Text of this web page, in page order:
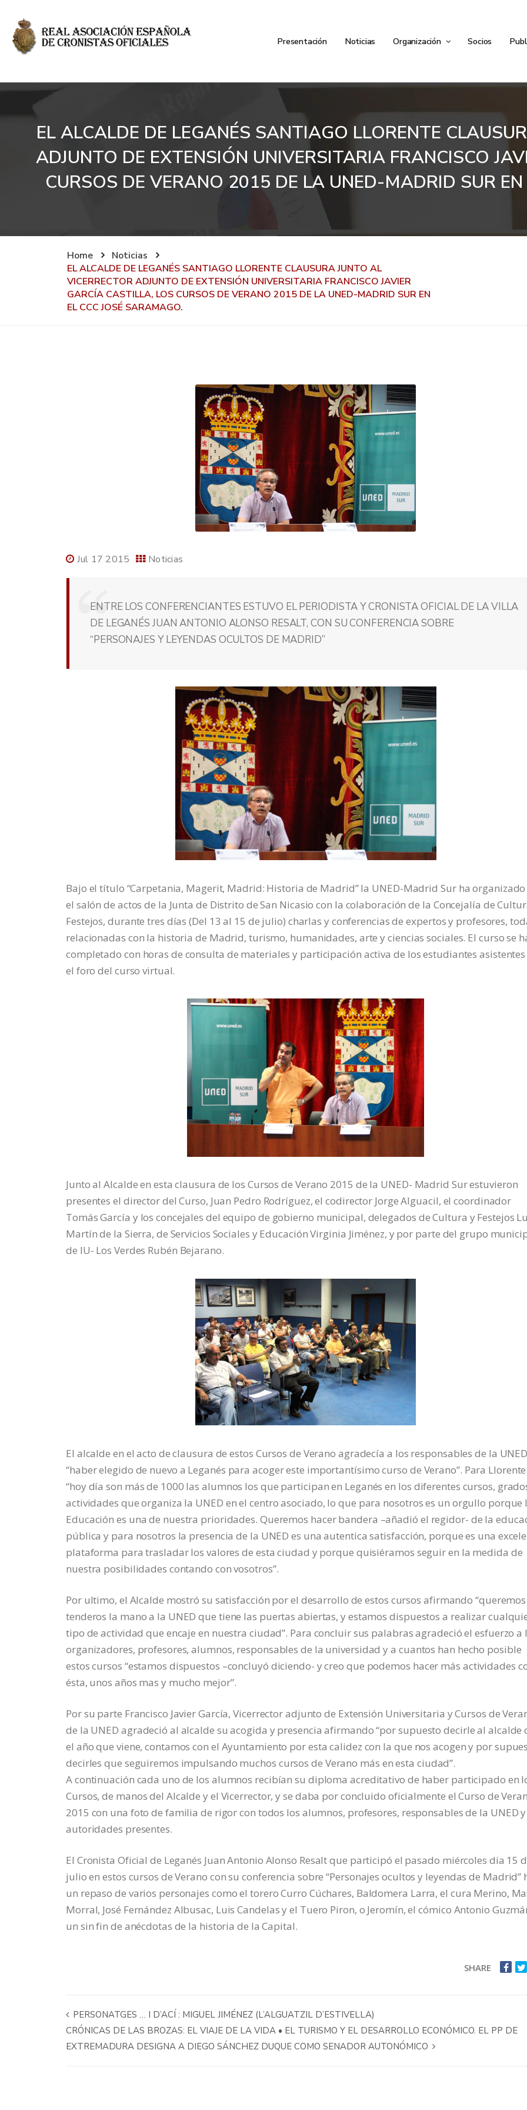
Presentación Noticias Organización Socios
EL ALCALDE DE LEGANÉS SANTIAGO LLORENTE
ADJUNTO DE EXTENSIÓN UNIVERSITARIA FRANCISCO
CURSOS DE VERANO 2015 DE LA UNED-MADRID SUR
Home
Noticias
EL ALCALDE DE LEGANÉS SANTIAGO LLORENTE CLAUSURA JUNTO AL
VICERRECTOR ADJUNTO DE EXTENSIÓN UNIVERSITARIA FRANCISCO JAVIER
GARCÍA CASTILLA, LOS CURSOS DE VERANO 2015 DE LA UNED-MADRID SUR EN
EL CCC JOSÉ SARAMAGO.
Jul 17 2015 Noticias
ENTRE LOS CONFERENCIANTES ESTUVO EL PERIODISTA Y CRONISTA OFICIAL DE LA VILLA
DE LEGANÉS JUAN ANTONIO ALONSO RESALT, CON SU CONFERENCIA SOBRE
“PERSONAJES Y LEYENDAS OCULTOS DE MADRID”
Bajo el título “Carpetania, Magerit, Madrid: Historia de Madrid” la UNED-Madrid Sur ha organizado
el salón de actos de la Junta de Distrito de San Nicasio con la colaboración de la Concejalía de
Festejos, durante tres días (Del 13 al 15 de julio) charlas y conferencias de expertos y profesores,
relacionadas con la historia de Madrid, turismo, humanidades, arte y ciencias sociales. El curso se
completado con horas de consulta de materiales y participación activa de los estudiantes asistentes
el foro del curso virtual.
Junto al Alcalde en esta clausura de los Cursos de Verano 2015 de la UNED- Madrid Sur estuvieron
presentes el director del Curso, Juan Pedro Rodríguez, el codirector Jorge Alguacil, el coordinador
Tomás García y los concejales del equipo de gobierno municipal, delegados de Cultura y Festejos
Martín de la Sierra, de Servicios Sociales y Educación Virginia Jiménez, y por parte del grupo
de IU- Los Verdes Rubén Bejarano.
El alcalde en el acto de clausura de estos Cursos de Verano agradecía a los responsables de la UNED
“haber elegido de nuevo a Leganés para acoger este importantísimo curso de Verano”. Para Llorente
“hoy día son más de 1000 las alumnos los que participan en Leganés en los diferentes cursos,
actividades que organiza la UNED en el centro asociado, lo que para nosotros es un orgullo porque
Educación es una de nuestra prioridades. Queremos hacer bandera –añadió el regidor- de la
pública y para nosotros la presencia de la UNED es una autentica satisfacción, porque es una
plataforma para trasladar los valores de esta ciudad y porque quisiéramos seguir en la medida de
nuestra posibilidades contando con vosotros”.
Por ultimo, el Alcalde mostró su satisfacción por el desarrollo de estos cursos afirmando “queremos
tenderos la mano a la UNED que tiene las puertas abiertas, y estamos dispuestos a realizar
tipo de actividad que encaje en nuestra ciudad”. Para concluir sus palabras agradeció el esfuerzo a
organizadores, profesores, alumnos, responsables de la universidad y a cuantos han hecho posible
estos cursos “estamos dispuestos –concluyó diciendo- y creo que podemos hacer más actividades
ésta, unos años mas y mucho mejor”.
Por su parte Francisco Javier García, Vicerrector adjunto de Extensión Universitaria y Cursos de
de la UNED agradeció al alcalde su acogida y presencia afirmando “por supuesto decirle al alcalde
el año que viene, contamos con el Ayuntamiento por esta calidez con la que nos acogen y por
decirles que seguiremos impulsando muchos cursos de Verano más en esta ciudad”.
A continuación cada uno de los alumnos recibían su diploma acreditativo de haber participado en
Cursos, de manos del Alcalde y el Vicerrector, y se daba por concluido oficialmente el Curso de
2015 con una foto de familia de rigor con todos los alumnos, profesores, responsables de la UNED
autoridades presentes.
El Cronista Oficial de Leganés Juan Antonio Alonso Resalt que participó el pasado miércoles dia 15
julio en estos cursos de Verano con su conferencia sobre “Personajes ocultos y leyendas de Madrid”
un repaso de varios personajes como el torero Curro Cúchares, Baldomera Larra, el cura Merino,
Morral, José Fernández Albusac, Luis Candelas y el Tuero Piron, o Jeromín, el cómico Antonio
un sin fin de anécdotas de la historia de la Capital.
SHARE
PERSONATGES … I D’ACÍ : MIGUEL JIMÉNEZ (L’ALGUATZIL D’ESTIVELLA)
CRÓNICAS DE LAS BROZAS: EL VIAJE DE LA VIDA • EL TURISMO Y EL DESARROLLO ECONÓMICO. EL PP DE
EXTREMADURA DESIGNA A DIEGO SÁNCHEZ DUQUE COMO SENADOR AUTONÓMICO